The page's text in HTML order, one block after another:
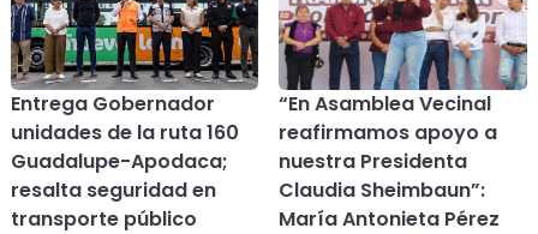
Entrega Gobernador
unidades de la ruta 160
Guadalupe-Apodaca;
resalta seguridad en
transporte público
“En Asamblea Vecinal
reafirmamos apoyo a
nuestra Presidenta
Claudia Sheimbaun”:
María Antonieta Pérez